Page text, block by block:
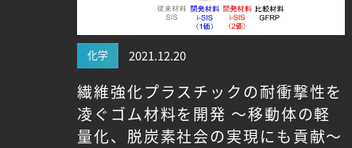
名古屋大学基金 研究者総覧
化学 2021.12.20
繊維強化プラスチックの耐衝撃性を
凌ぐゴム材料を開発 ～移動体の軽
量化、脱炭素社会の実現にも貢献～